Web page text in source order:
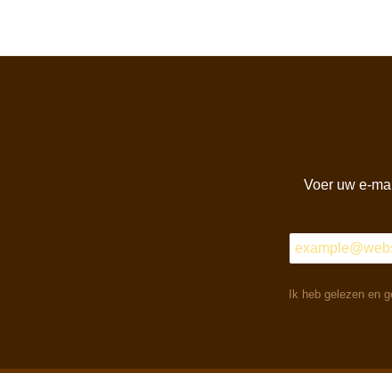
Voer uw e-
Ik heb gelezen en